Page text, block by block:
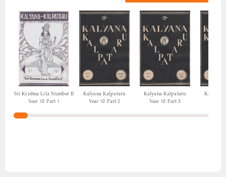
Sri Krishna Lila Number II
Year 10 Part 1
Kalyana Kalpataru
Year 10 Part 2
Kalyana Kalpataru
Year 10 Part 3
Kalyana